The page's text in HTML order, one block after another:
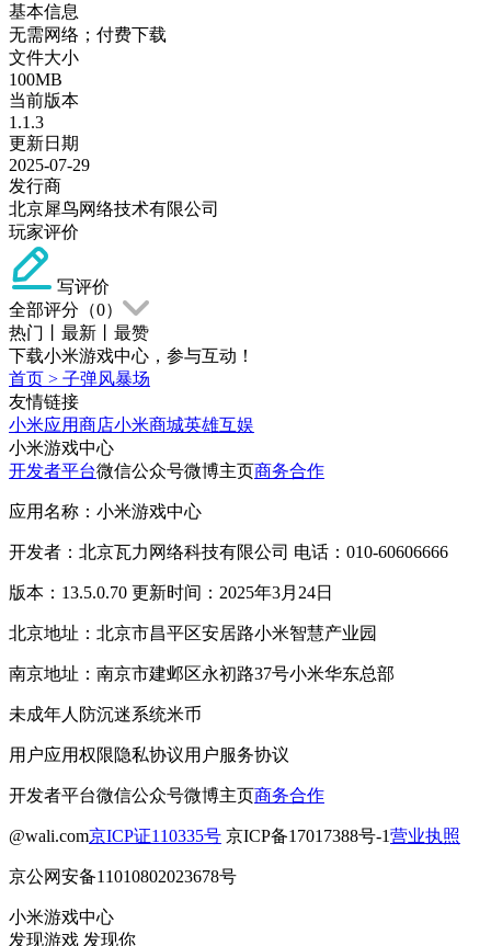
基本信息
无需网络；付费下载
文件大小
100MB
当前版本
1.1.3
更新日期
2025-07-29
发行商
北京犀鸟网络技术有限公司
玩家评价
写评价
全部评分（0）
热门
最新
最赞
下载小米游戏中心，参与互动！
首页 > 子弹风暴场
友情链接
小米应用商店小米商城英雄互娱
小米游戏中心
开发者平台微信公众号微博主页商务合作
应用名称：小米游戏中心
开发者：北京瓦力网络科技有限公司 电话：010-60606666
版本：13.5.0.70 更新时间：2025年3月24日
北京地址：北京市昌平区安居路小米智慧产业园
南京地址：南京市建邺区永初路37号小米华东总部
未成年人防沉迷系统米币
用户应用权限隐私协议用户服务协议
开发者平台微信公众号微博主页商务合作
@wali.com京ICP证110335号 京ICP备17017388号-1营业执照
京公网安备11010802023678号
小米游戏中心
发现游戏 发现你